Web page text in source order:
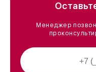
Менеджер